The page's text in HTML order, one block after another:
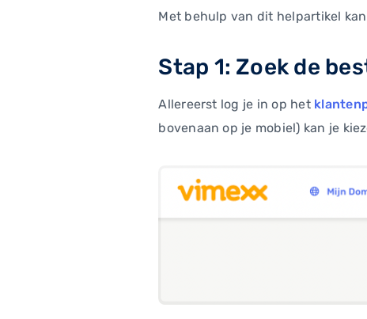
Met behulp van dit helpartikel
Stap 1: Zoek de
Allereerst log je in op het
bovenaan op je mobiel) kan je